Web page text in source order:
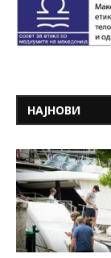
НАЈНОВИ